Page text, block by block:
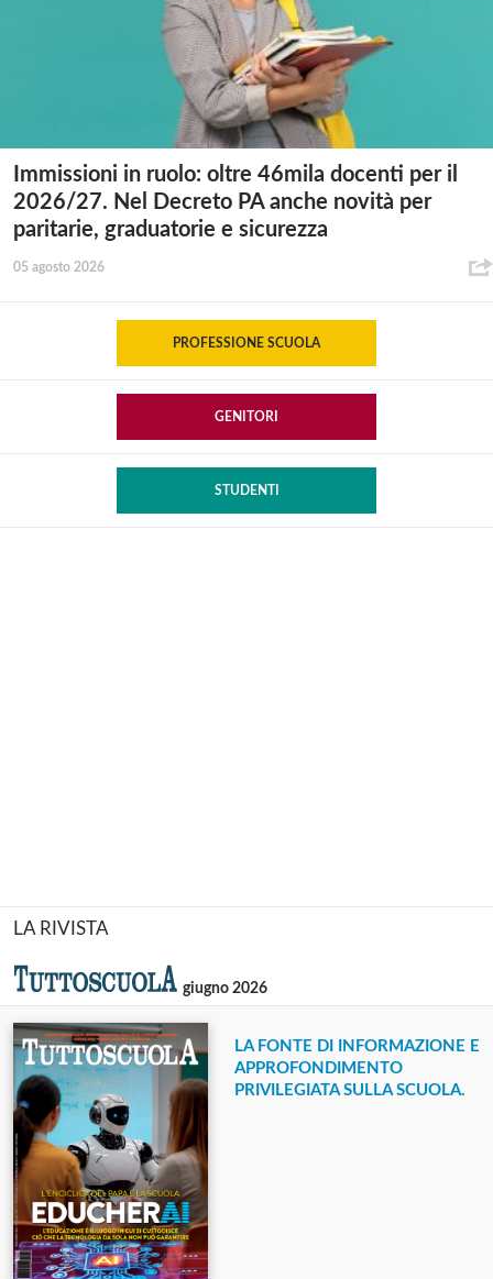
Immissioni in ruolo: oltre 46mila docenti per il
2026/27. Nel Decreto PA anche novità per
paritarie, graduatorie e sicurezza
05 agosto 2026
PROFESSIONE SCUOLA
GENITORI
STUDENTI
LA RIVISTA
giugno 2026
LA FONTE DI INFORMAZIONE E
APPROFONDIMENTO
PRIVILEGIATA SULLA SCUOLA.